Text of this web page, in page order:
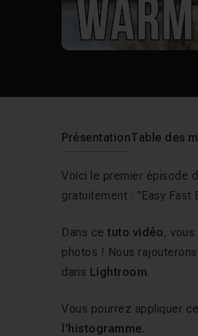
PrésentationTable des
Voici le premier épisode
gratuitement : "Easy Fast
Dans cetuto vidéo,
photos ! Nous
dans Lightroom.
Vous pourrez appliquer
l'histogramme.